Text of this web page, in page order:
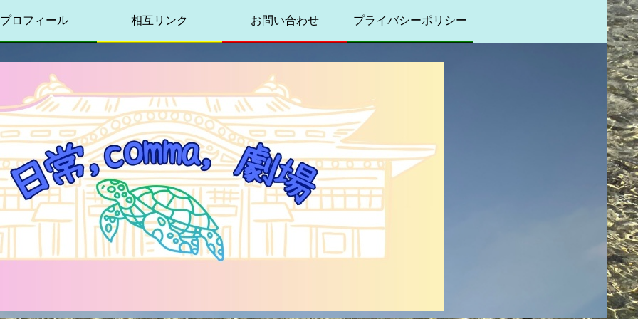
プロフィール 相互リンク お問い合わせ プライバシーポリシー